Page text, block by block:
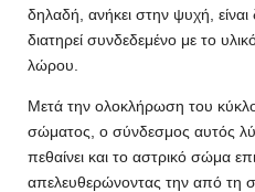
δηλαδή, ανήκει στην ψυχή,
διατηρεί συνδεδεμένο με το
λώρου.
Μετά την ολοκλήρωση του
σώματος, ο σύνδεσμος αυτός
πεθαίνει και το αστρικό σώμα
απελευθερώνοντας την από τη